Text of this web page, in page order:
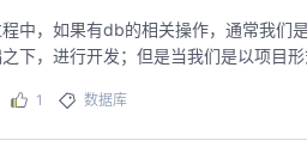
中，如果有db的相关操作，通常我们
下，进行开发；但是当我们是以项目
1 数据库